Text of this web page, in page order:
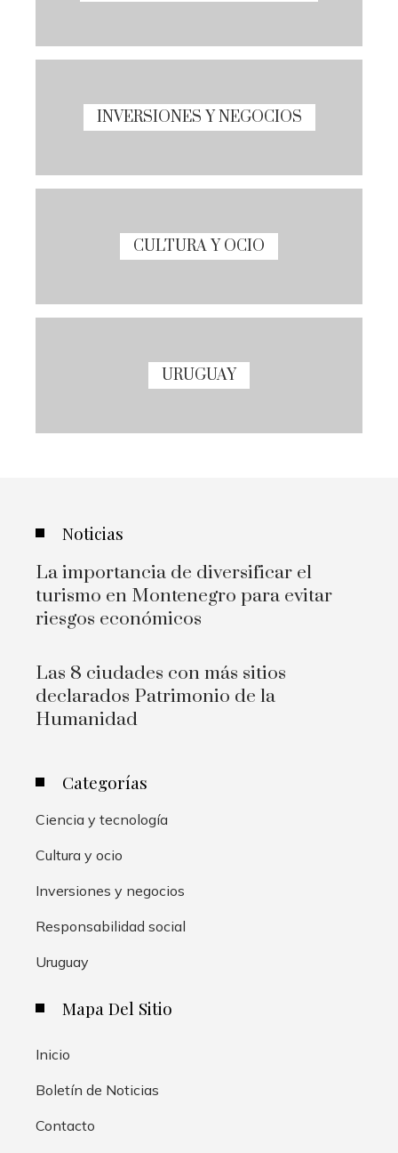
INVERSIONES Y NEGOCIOS
CULTURA Y OCIO
URUGUAY
Noticias
La importancia de diversificar el
turismo en Montenegro para evitar
riesgos económicos
Las 8 ciudades con más sitios
declarados Patrimonio de la
Humanidad
Categorías
Ciencia y tecnología
Cultura y ocio
Inversiones y negocios
Responsabilidad social
Uruguay
Mapa Del Sitio
Inicio
Boletín de Noticias
Contacto